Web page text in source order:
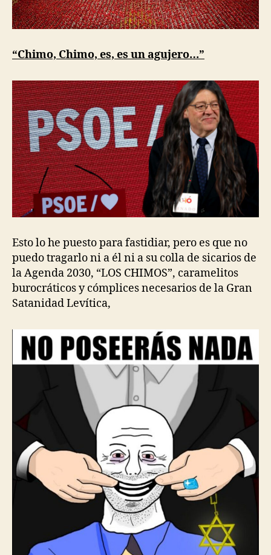
“Chimo, Chimo, es, es un agujero…”
Esto lo he puesto para fastidiar, pero es que no
puedo tragarlo ni a él ni a su colla de sicarios de
la Agenda 2030, “LOS CHIMOS”, caramelitos
burocráticos y cómplices necesarios de la Gran
Satanidad Levítica,